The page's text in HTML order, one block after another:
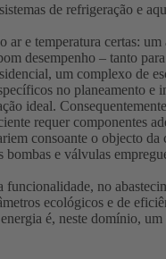
de refrigeração e
ar e temperatura certas:
desempenho – tanto
um complexo de
no planeamento e
ideal.
requer componentes
consoante o objecto
bombas e válvulas
funcionalidade, no
ecológicos e de
é, neste domínio,